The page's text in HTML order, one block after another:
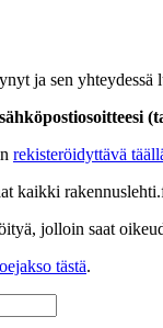
ja sen
rekisteröidyttävä
kaikki
jolloin saat
tästä.